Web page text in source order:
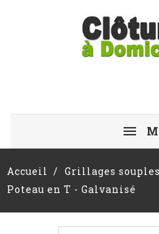
Accueil Grillages souples
Poteau en T - Galvanisé